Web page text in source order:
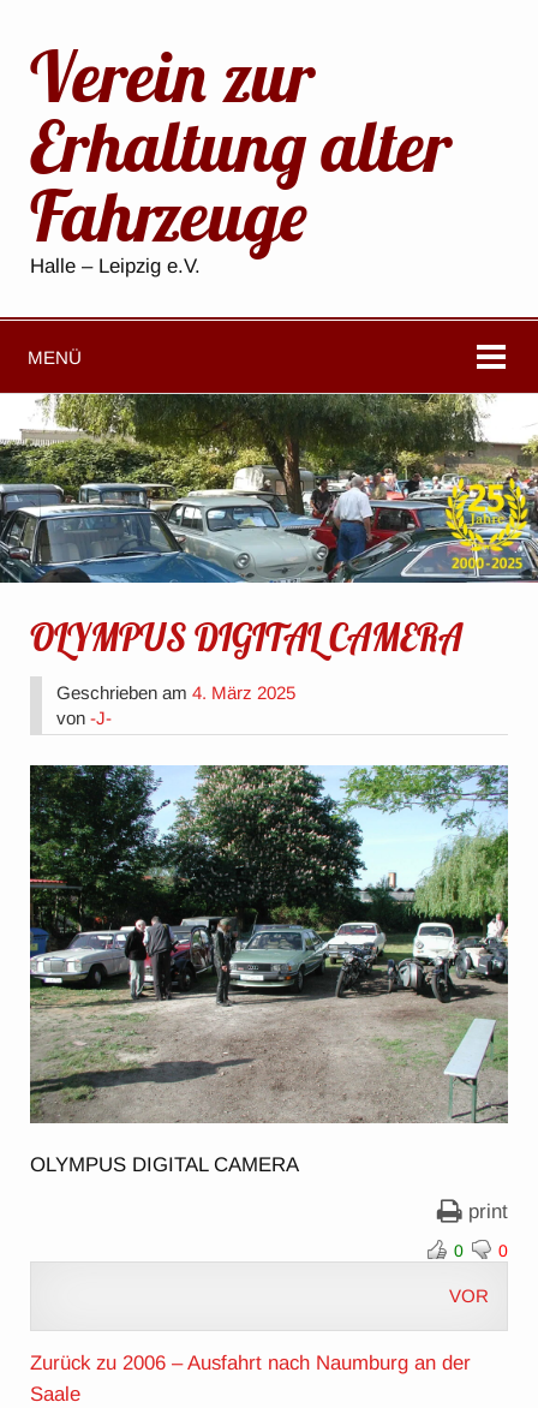
Verein zur
Erhaltung alter
Fahrzeuge
Halle – Leipzig e.V.
MENÜ
OLYMPUS DIGITAL CAMERA
Geschrieben am4. März 2025
von-J-
OLYMPUS DIGITAL CAMERA
print
0 0
VOR
Zurück zu 2006 – Ausfahrt nach Naumburg an der
Saale